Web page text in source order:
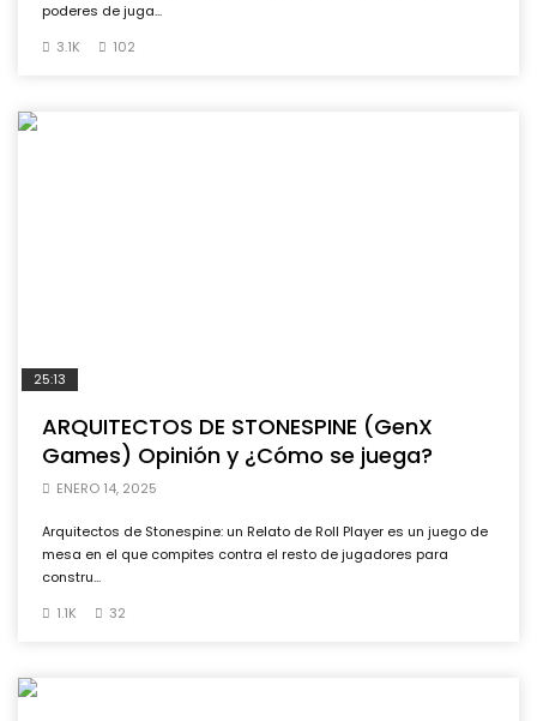
poderes de juga...
3.1K
102
25:13
ARQUITECTOS DE STONESPINE (GenX
Games) Opinión y ¿Cómo se juega?
ENERO 14, 2025
Arquitectos de Stonespine: un Relato de Roll Player es un juego de
mesa en el que compites contra el resto de jugadores para
constru...
1.1K
32